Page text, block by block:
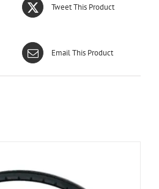
Tweet This Product
Email This Product